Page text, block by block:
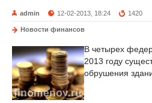
admin 12-02-2013, 18:24 1420
Новости финансов
В четырех
2013 году
обрушения